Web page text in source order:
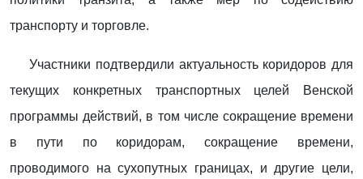
транспорту и торговле.
Участники подтвердили актуальность коридоров для
текущих конкретных транспортных целей Венской
программы действий, в том числе сокращение времени
в пути по коридорам, сокращение времени,
проводимого на сухопутных границах, и другие цели,